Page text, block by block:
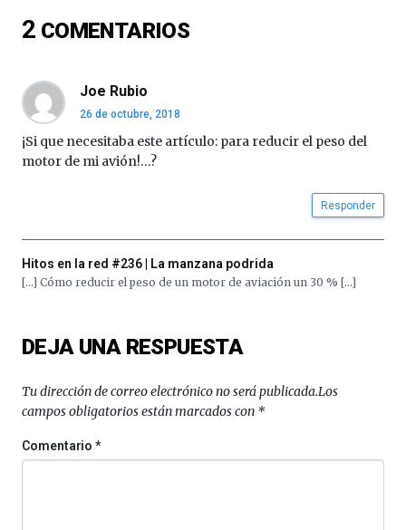
16
4
de
octubre.
Cátedra…
2 COMENTARIOS
Joe Rubio
26 de octubre, 2018
¡Si que necesitaba este artículo: para reducir el peso del
motor de mi avión!…?
Responder
Hitos en la red #236 | La manzana podrida
[…] Cómo reducir el peso de un motor de aviación un 30 % […]
DEJA UNA RESPUESTA
Tu dirección de correo electrónico no será publicada.Los
campos obligatorios están marcados con *
Comentario*